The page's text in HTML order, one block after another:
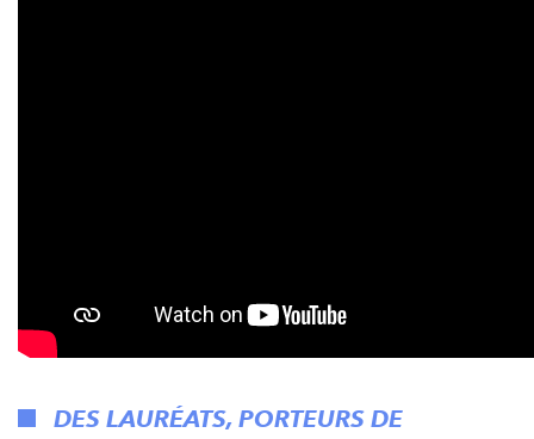
DES LAURÉATS, PORTEURS DE